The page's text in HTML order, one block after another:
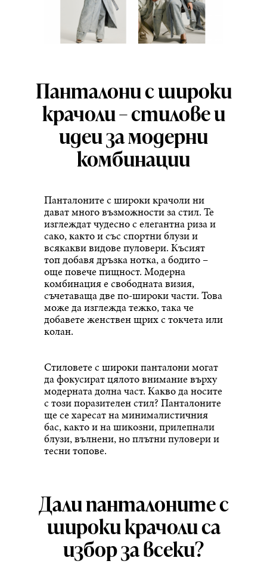
Панталони с широки
крачоли – стилове и
идеи за модерни
комбинации
Панталоните с широки крачоли ни
дават много възможности за стил. Те
изглеждат чудесно с елегантна риза и
сако, както и със спортни блузи и
всякакви видове пуловери. Късият
топ добавя дръзка нотка, а бодито –
още повече пищност. Модерна
комбинация е свободната визия,
съчетаваща две по-широки части. Това
може да изглежда тежко, така че
добавете женствен щрих с токчета или
колан.
Стиловете с широки панталони могат
да фокусират цялото внимание върху
модерната долна част. Какво да носите
с този поразителен стил? Панталоните
ще се харесат на минималистичния
бас, както и на шикозни, прилепнали
блузи, вълнени, но плътни пуловери и
тесни топове.
Дали панталоните с
широки крачоли са
избор за всеки?